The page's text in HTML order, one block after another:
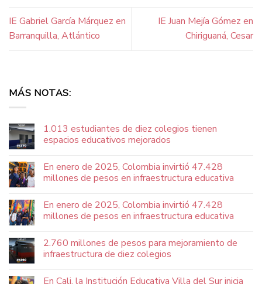
IE Gabriel García Márquez en
Barranquilla, Atlántico
IE Juan Mejía Gómez en
Chiriguaná, Cesar
MÁS NOTAS:
1.013 estudiantes de diez colegios tienen
espacios educativos mejorados
En enero de 2025, Colombia invirtió 47.428
millones de pesos en infraestructura educativa
En enero de 2025, Colombia invirtió 47.428
millones de pesos en infraestructura educativa
2.760 millones de pesos para mejoramiento de
infraestructura de diez colegios
En Cali, la Institución Educativa Villa del Sur inicia